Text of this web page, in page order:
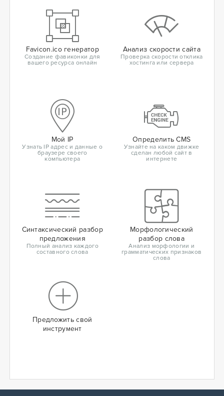
Favicon.ico генератор
Создание фавиконки для
вашего ресурса онлайн
Анализ скорости сайта
Проверка скорости отклика
хостинга или сервера
Мой IP
Узнать IP адрес и данные о
браузере своего
компьютера
Определить CMS
Узнайте на каком движке
сделан любой сайт в
интернете
Синтаксический разбор
предложения
Полный анализ каждого
составного слова
Морфологический
разбор слова
Анализ морфологии и
грамматических признаков
слова
Предложить свой
инструмент